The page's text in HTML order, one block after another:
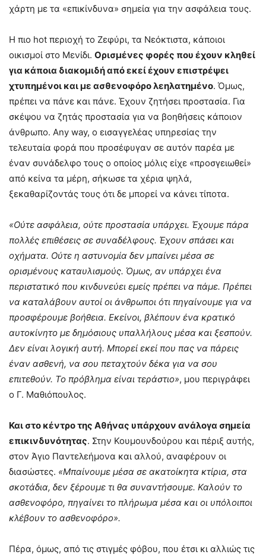
χάρτη με τα «επικίνδυνα» σημεία για την ασφάλεια τους.
Η πιο hot περιοχή το Ζεφύρι, τα Νεόκτιστα, κάποιοι
οικισμοί στο Μενίδι. Ορισμένες φορές που έχουν κληθεί
για κάποια διακομιδή από εκεί έχουν επιστρέψει
χτυπημένοι και με ασθενοφόρο λεηλατημένο. Όμως,
πρέπει να πάνε και πάνε. Έχουν ζητήσει προστασία. Για
σκέψου να ζητάς προστασία για να βοηθήσεις κάποιον
άνθρωπο. Any way, ο εισαγγελέας υπηρεσίας την
τελευταία φορά που προσέφυγαν σε αυτόν παρέα με
έναν συνάδελφο τους ο οποίος μόλις είχε «προσγειωθεί»
από κείνα τα μέρη, σήκωσε τα χέρια ψηλά,
ξεκαθαρίζοντάς τους ότι δε μπορεί να κάνει τίποτα.
«Ούτε ασφάλεια, ούτε προστασία υπάρχει. Έχουμε πάρα
πολλές επιθέσεις σε συναδέλφους. Έχουν σπάσει και
οχήματα. Ούτε η αστυνομία δεν μπαίνει μέσα σε
ορισμένους καταυλισμούς. Όμως, αν υπάρχει ένα
περιστατικό που κινδυνεύει εμείς πρέπει να πάμε. Πρέπει
να καταλάβουν αυτοί οι άνθρωποι ότι πηγαίνουμε για να
προσφέρουμε βοήθεια. Εκείνοι, βλέπουν ένα κρατικό
αυτοκίνητο με δημόσιους υπαλλήλους μέσα και ξεσπούν.
Δεν είναι λογική αυτή. Μπορεί εκεί που πας να πάρεις
έναν ασθενή, να σου πεταχτούν δέκα για να σου
επιτεθούν. Το πρόβλημα είναι τεράστιο», μου περιγράφει
ο Γ. Μαθιόπουλος.
Και στο κέντρο της Αθήνας υπάρχουν ανάλογα σημεία
επικινδυνότητας. Στην Κουμουνδούρου και πέριξ αυτής,
στον Άγιο Παντελεήμονα και αλλού, αναφέρουν οι
διασώστες. «Μπαίνουμε μέσα σε ακατοίκητα κτίρια, στα
σκοτάδια, δεν ξέρουμε τι θα συναντήσουμε. Καλούν το
ασθενοφόρο, πηγαίνει το πλήρωμα μέσα και οι υπόλοιποι
κλέβουν το ασθενοφόρο».
Πέρα, όμως, από τις στιγμές φόβου, που έτσι κι αλλιώς τις